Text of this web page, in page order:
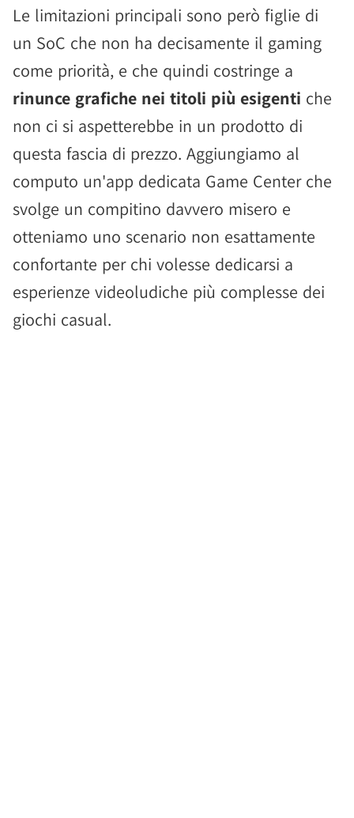
Le limitazioni principali sono però figlie di
un SoC che non ha decisamente il gaming
come priorità, e che quindi costringe a
rinunce grafiche nei titoli più esigenti che
non ci si aspetterebbe in un prodotto di
questa fascia di prezzo. Aggiungiamo al
computo un'app dedicata Game Center che
svolge un compitino davvero misero e
otteniamo uno scenario non esattamente
confortante per chi volesse dedicarsi a
esperienze videoludiche più complesse dei
giochi casual.